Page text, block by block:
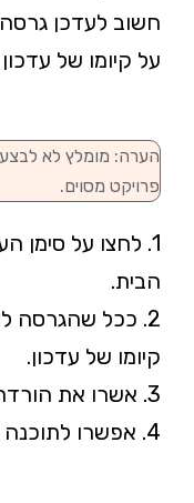
חשוב לעדכן
על קיומו של עדכון
הערה: מומלץ לא
פרויקט מסוים.
1. לחצו על סימן
הבית.
2. ככל שהגרסה
קיומו של עדכון.
3. אשרו את הורדת והתקנת העדכון.
4. אפשרו לתוכנה לעשות שינויים במחשב שלכם.